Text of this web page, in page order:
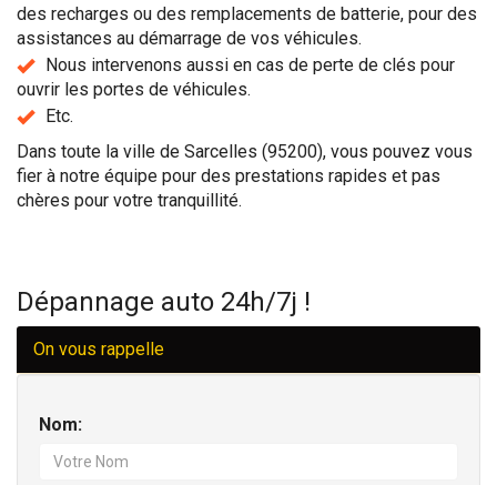
des recharges ou des remplacements de batterie, pour des
assistances au démarrage de vos véhicules.
Nous intervenons aussi en cas de perte de clés pour
ouvrir les portes de véhicules.
Etc.
Dans toute la ville de Sarcelles (95200), vous pouvez vous
fier à notre équipe pour des prestations rapides et pas
chères pour votre tranquillité.
Dépannage auto 24h/7j !
On vous rappelle
Nom: